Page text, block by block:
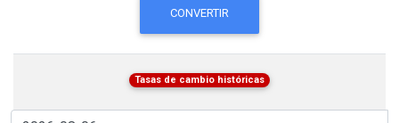
CONVERTIR
Tasas de cambio históricas